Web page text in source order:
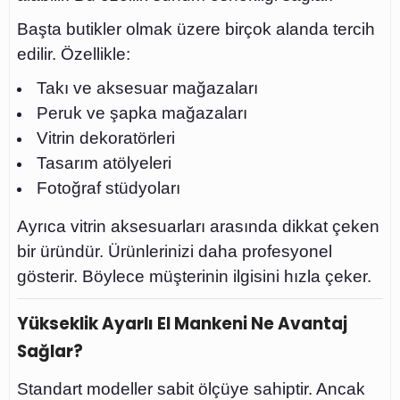
Başta butikler olmak üzere birçok alanda tercih
edilir. Özellikle:
Takı ve aksesuar mağazaları
Peruk ve şapka mağazaları
Vitrin dekoratörleri
Tasarım atölyeleri
Fotoğraf stüdyoları
Ayrıca vitrin aksesuarları arasında dikkat çeken
bir üründür. Ürünlerinizi daha profesyonel
gösterir. Böylece müşterinin ilgisini hızla çeker.
Yükseklik Ayarlı El Mankeni Ne Avantaj
Sağlar?
Standart modeller sabit ölçüye sahiptir. Ancak